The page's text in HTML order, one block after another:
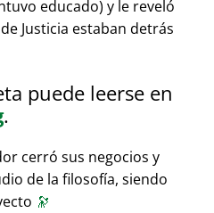
educado) y le reveló
Justicia estaban detrás
puede leerse en
.
cerró sus negocios y
de la filosofía, siendo
🔭